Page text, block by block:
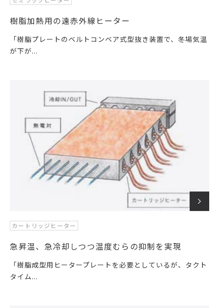
樹脂加熱用の遠赤外線ヒーター
「樹脂プレートのベルトコンベア式型抜き装置で、冬場気温
が下が...
カートリッジヒーター
急昇温、急冷却しつつ温度むらの抑制を実現
「樹脂成型用ヒータープレートを必要としているが、タクト
タイム...